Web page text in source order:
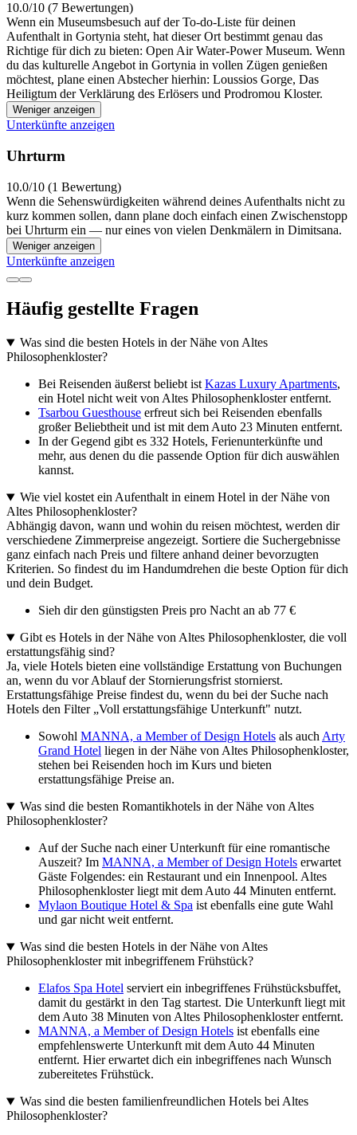
10.0/10 (7 Bewertungen)
Wenn ein Museumsbesuch auf der To-do-Liste für deinen
Aufenthalt in Gortynia steht, hat dieser Ort bestimmt genau das
Richtige für dich zu bieten: Open Air Water-Power Museum. Wenn
du das kulturelle Angebot in Gortynia in vollen Zügen genießen
möchtest, plane einen Abstecher hierhin: Loussios Gorge, Das
Heiligtum der Verklärung des Erlösers und Prodromou Kloster.
Weniger anzeigen
Unterkünfte anzeigen
Uhrturm
10.0/10 (1 Bewertung)
Wenn die Sehenswürdigkeiten während deines Aufenthalts nicht zu
kurz kommen sollen, dann plane doch einfach einen Zwischenstopp
bei Uhrturm ein — nur eines von vielen Denkmälern in Dimitsana.
Weniger anzeigen
Unterkünfte anzeigen
Häufig gestellte Fragen
Was sind die besten Hotels in der Nähe von Altes
Philosophenkloster?
Bei Reisenden äußerst beliebt ist Kazas Luxury Apartments,
ein Hotel nicht weit von Altes Philosophenkloster entfernt.
Tsarbou Guesthouse erfreut sich bei Reisenden ebenfalls
großer Beliebtheit und ist mit dem Auto 23 Minuten entfernt.
In der Gegend gibt es 332 Hotels, Ferienunterkünfte und
mehr, aus denen du die passende Option für dich auswählen
kannst.
Wie viel kostet ein Aufenthalt in einem Hotel in der Nähe von
Altes Philosophenkloster?
Abhängig davon, wann und wohin du reisen möchtest, werden dir
verschiedene Zimmerpreise angezeigt. Sortiere die Suchergebnisse
ganz einfach nach Preis und filtere anhand deiner bevorzugten
Kriterien. So findest du im Handumdrehen die beste Option für dich
und dein Budget.
Sieh dir den günstigsten Preis pro Nacht an ab 77 €
Gibt es Hotels in der Nähe von Altes Philosophenkloster, die voll
erstattungsfähig sind?
Ja, viele Hotels bieten eine vollständige Erstattung von Buchungen
an, wenn du vor Ablauf der Stornierungsfrist stornierst.
Erstattungsfähige Preise findest du, wenn du bei der Suche nach
Hotels den Filter „Voll erstattungsfähige Unterkunft" nutzt.
Sowohl MANNA, a Member of Design Hotels als auch Arty
Grand Hotel liegen in der Nähe von Altes Philosophenkloster,
stehen bei Reisenden hoch im Kurs und bieten
erstattungsfähige Preise an.
Was sind die besten Romantikhotels in der Nähe von Altes
Philosophenkloster?
Auf der Suche nach einer Unterkunft für eine romantische
Auszeit? Im MANNA, a Member of Design Hotels erwartet
Gäste Folgendes: ein Restaurant und ein Innenpool. Altes
Philosophenkloster liegt mit dem Auto 44 Minuten entfernt.
Mylaon Boutique Hotel & Spa ist ebenfalls eine gute Wahl
und gar nicht weit entfernt.
Was sind die besten Hotels in der Nähe von Altes
Philosophenkloster mit inbegriffenem Frühstück?
Elafos Spa Hotel serviert ein inbegriffenes Frühstücksbuffet,
damit du gestärkt in den Tag startest. Die Unterkunft liegt mit
dem Auto 38 Minuten von Altes Philosophenkloster entfernt.
MANNA, a Member of Design Hotels ist ebenfalls eine
empfehlenswerte Unterkunft mit dem Auto 44 Minuten
entfernt. Hier erwartet dich ein inbegriffenes nach Wunsch
zubereitetes Frühstück.
Was sind die besten familienfreundlichen Hotels bei Altes
Philosophenkloster?